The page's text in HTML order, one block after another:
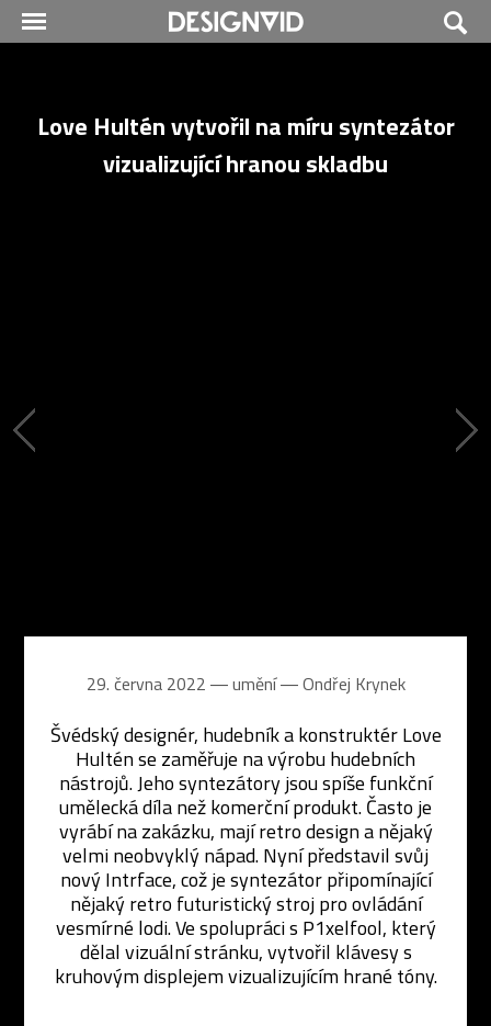
Love Hultén vytvořil na míru syntezátor
vizualizující hranou skladbu
29. června 2022 ― umění ―Ondřej Krynek
Švédský designér, hudebník a konstruktér Love
Hultén se zaměřuje na výrobu hudebních
nástrojů. Jeho syntezátory jsou spíše funkční
umělecká díla než komerční produkt. Často je
vyrábí na zakázku, mají retro design a nějaký
velmi neobvyklý nápad. Nyní představil svůj
nový Intrface, což je syntezátor připomínající
nějaký retro futuristický stroj pro ovládání
vesmírné lodi. Ve spolupráci s P1xelfool, který
dělal vizuální stránku, vytvořil klávesy s
kruhovým displejem vizualizujícím hrané tóny.